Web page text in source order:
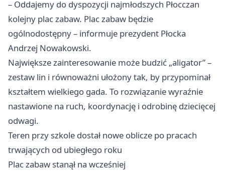
– Oddajemy do dyspozycji najmłodszych Płocczan
kolejny plac zabaw. Plac zabaw będzie
ogólnodostępny – informuje prezydent Płocka
Andrzej Nowakowski.
Największe zainteresowanie może budzić „aligator” –
zestaw lin i równoważni ułożony tak, by przypominał
kształtem wielkiego gada. To rozwiązanie wyraźnie
nastawione na ruch, koordynację i odrobinę dziecięcej
odwagi.
Teren przy szkole dostał nowe oblicze po pracach
trwających od ubiegłego roku
Plac zabaw stanął na wcześniej